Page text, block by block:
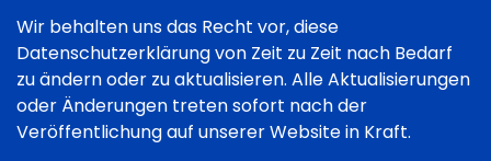
Wir behalten uns das Recht vor, diese
Datenschutzerklärung von Zeit zu Zeit nach Bedarf
zu ändern oder zu aktualisieren. Alle Aktualisierungen
oder Änderungen treten sofort nach der
Veröffentlichung auf unserer Website in Kraft.